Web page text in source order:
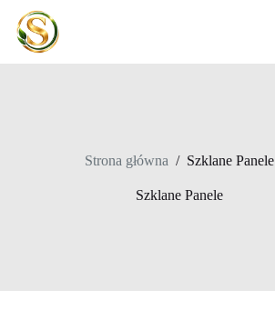
Przejdź
treści
Strona główna / Szklane Panele
Szklane Panele